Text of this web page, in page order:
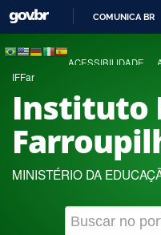
COMUNICA BR
ACESSIBILIDADE
IFFar
Instituto
MINISTÉRIO DA